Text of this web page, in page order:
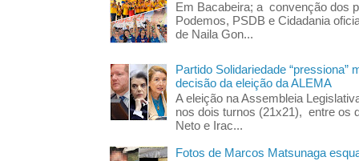
Em Bacabeira; a convenção dos
Podemos, PSDB e Cidadania
de Naila Gon...
Partido Solidariedade “pressiona”
decisão da eleição da ALEMA
A eleição na Assembleia
nos dois turnos (21x21), entre os
Neto e Irac...
Fotos de Marcos Matsunaga